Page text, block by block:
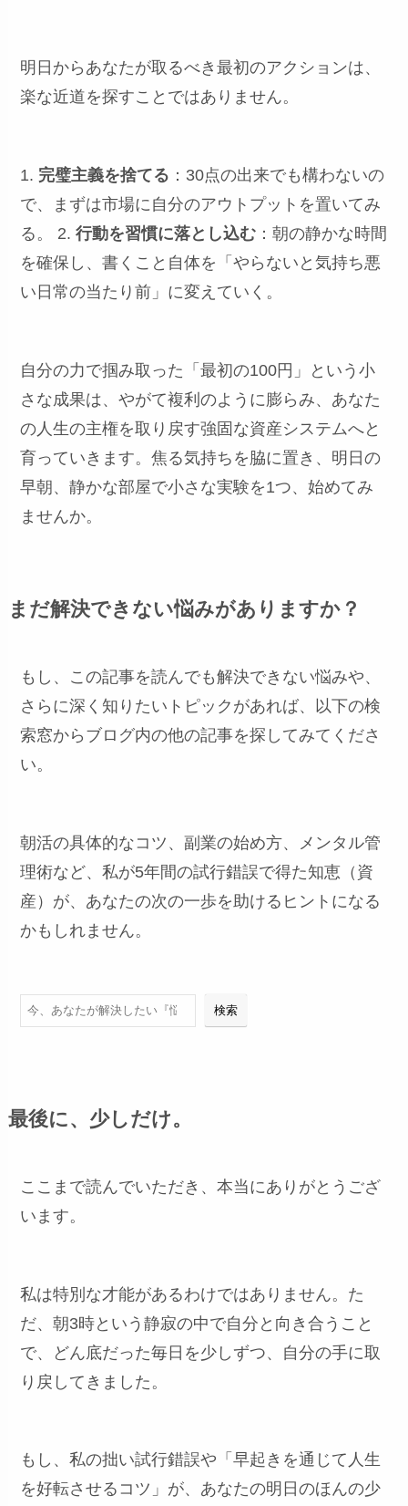
明日からあなたが取るべき最初のアクションは、
楽な近道を探すことではありません。
1. 完璧主義を捨てる ：30点の出来でも構わないの
で、まずは市場に自分のアウトプットを置いてみ
る。 2.行動を習慣に落とし込む ：朝の静かな時間
を確保し、書くこと自体を「やらないと気持ち悪
い日常の当たり前」に変えていく。
自分の力で掴み取った「最初の100円」という小
さな成果は、やがて複利のように膨らみ、あなた
の人生の主権を取り戻す強固な資産システムへと
育っていきます。焦る気持ちを脇に置き、明日の
早朝、静かな部屋で小さな実験を1つ、始めてみ
ませんか。
まだ解決できない悩みがありますか？
もし、この記事を読んでも解決できない悩みや、
さらに深く知りたいトピックがあれば、以下の検
索窓からブログ内の他の記事を探してみてくださ
い。
朝活の具体的なコツ、副業の始め方、メンタル管
理術など、私が5年間の試行錯誤で得た知恵（資
産）が、あなたの次の一歩を助けるヒントになる
かもしれません。
検索 検索
最後に、少しだけ。
ここまで読んでいただき、本当にありがとうござ
います。
私は特別な才能があるわけではありません。た
だ、朝3時という静寂の中で自分と向き合うこと
で、どん底だった毎日を少しずつ、自分の手に取
り戻してきました。
もし、私の拙い試行錯誤や「早起きを通じて人生
を好転させるコツ」が、あなたの明日のほんの少